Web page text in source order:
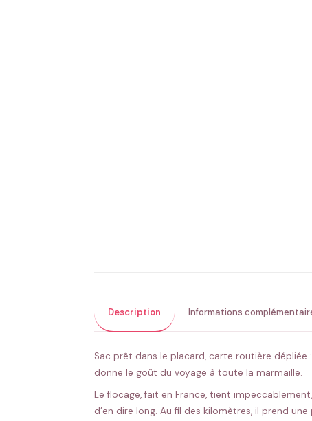
Description Informations
Sac prêt dans le placard, carte routière
donne le goût du voyage à toute la marmaille.
Le flocage, fait en France, tient
d’en dire long. Au fil des kilomètres, il prend